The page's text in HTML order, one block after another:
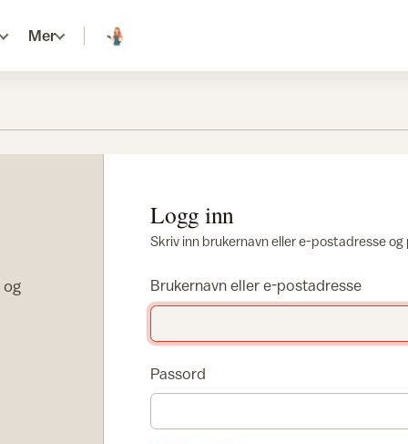
Mer
Logg inn
Skriv inn brukernavn eller e-postadresse
Brukernavn eller e-postadresse
Passord